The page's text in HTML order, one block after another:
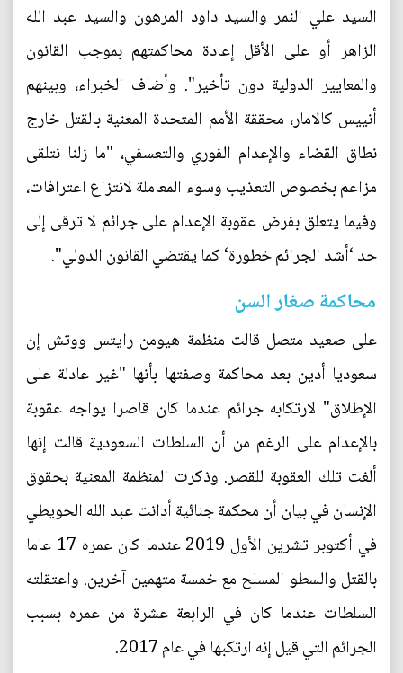
السيد علي النمر والسيد داود المرهون والسيد عبد الله
الزاهر أو على الأقل إعادة محاكمتهم بموجب القانون
والمعايير الدولية دون تأخير". وأضاف الخبراء، وبينهم
أنييس كالامار، محققة الأمم المتحدة المعنية بالقتل خارج
نطاق القضاء والإعدام الفوري والتعسفي، "ما زلنا نتلقى
مزاعم بخصوص التعذيب وسوء المعاملة لانتزاع اعترافات،
وفيما يتعلق بفرض عقوبة الإعدام على جرائم لا ترقى إلى
حد ‘أشد الجرائم خطورة‘ كما يقتضي القانون الدولي".
محاكمة صغار السن
على صعيد متصل قالت منظمة هيومن رايتس ووتش إن
سعوديا أدين بعد محاكمة وصفتها بأنها "غير عادلة على
الإطلاق" لارتكابه جرائم عندما كان قاصرا يواجه عقوبة
بالإعدام على الرغم من أن السلطات السعودية قالت إنها
ألغت تلك العقوبة للقصر. وذكرت المنظمة المعنية بحقوق
الإنسان في بيان أن محكمة جنائية أدانت عبد الله الحويطي
في أكتوبر تشرين الأول 2019 عندما كان عمره 17 عاما
بالقتل والسطو المسلح مع خمسة متهمين آخرين. واعتقلته
السلطات عندما كان في الرابعة عشرة من عمره بسبب
الجرائم التي قيل إنه ارتكبها في عام 2017.